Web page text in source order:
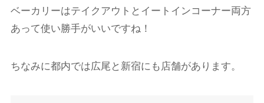
ベーカリーはテイクアウトとイートインコーナー両方
あって使い勝手がいいですね！
ちなみに都内では広尾と新宿にも店舗があります。